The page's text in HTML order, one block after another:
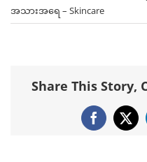
အသားအရေ – Skincare
Share This Story,
Facebook
X